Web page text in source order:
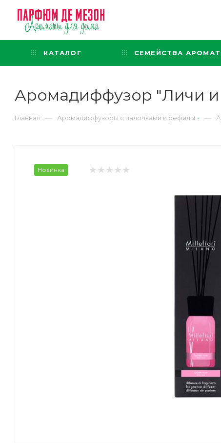
КАТАЛОГ СЕМЕЙСТВА
Аромадиффузор "Личи и
Главная — Аромадиффузоры с палочками и рефилы —
Новинка